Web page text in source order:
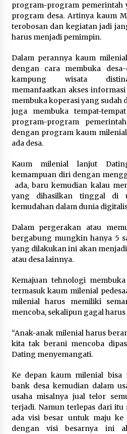
program-program pemerintah
program desa. Artinya kaum
terobosan dan kegiatan jadi
harus menjadi pemimpin.
Dalam perannya kaum
dengan cara membuka
kampung wisata
memanfaatkan akses
membuka koperasi yang sudah
juga membuka tempat-
program-program
dengan program kaum
ada desa.
Kaum milenial lanjut
kemampuan diri dengan
ada, baru kemudian kalau
yang dihasilkan tinggal di
kemudahan dalam dunia
Dalam pergerakan atau
bergabung mungkin hanya 5
yang dilakukan ini akan
atau desa lainnya.
Kemajuan tehnologi
termasuk kaum milenial
milenial harus memiliki
mencoba, sekalipun gagal
“Anak-anak milenial harus
kita tak berani mencoba
Dating menyemangati.
Ke depan kaum milenial bisa
bank desa kemudian dalam
usaha misalnya jual telor
terjadi. Namun terlepas dari
ada visi besar untuk maju ke
dengan visi besarnya ini